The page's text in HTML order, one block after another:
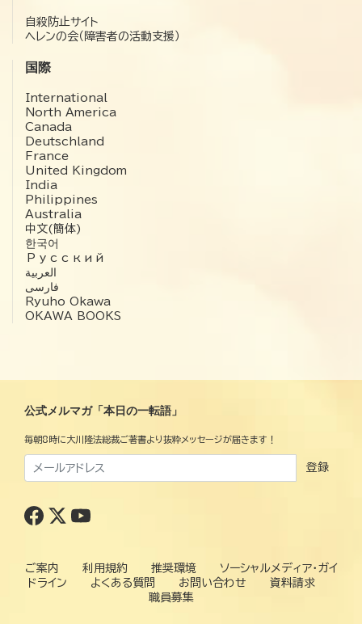
自殺防止サイト
ヘレンの会（障害者の活動支援）
国際
International
North America
Canada
Deutschland
France
United Kingdom
India
Philippines
Australia
中文(簡体)
한국어
Русский
العربية‏
فارسی
Ryuho Okawa
OKAWA BOOKS
公式メルマガ「本日の一転語」
毎朝8時に大川隆法総裁ご著書より抜粋メッセージが届きます！
登録
ご案内 利用規約 推奨環境
ソーシャルメディア・ガイ
ドライン
よくある質問 お問い合わせ
資料請求
職員募集